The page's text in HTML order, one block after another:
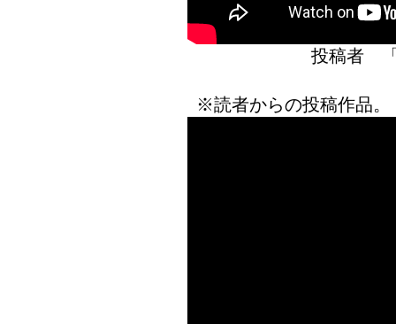
投稿者
※読者からの投稿作品